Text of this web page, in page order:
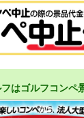
はゴルフコンペ